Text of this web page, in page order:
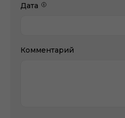
Дата
Комментарий